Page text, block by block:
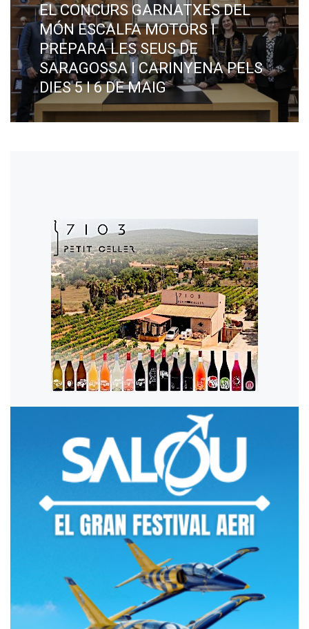
Next
post:
EL CONCURS GARNATXES DEL
MÓN ESCALFA MOTORS I
PREPARA LES SEUS DE
SARAGOSSA I CARINYENA PELS
DIES 5 I 6 DE MAIG